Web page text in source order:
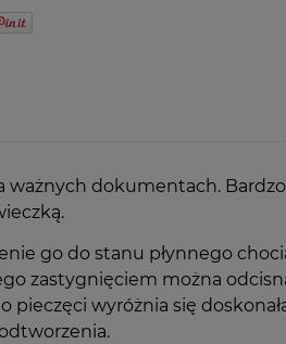
ważnych dokumentach.
go do stanu płynnego
zastygnięciem można
wyróżnia się